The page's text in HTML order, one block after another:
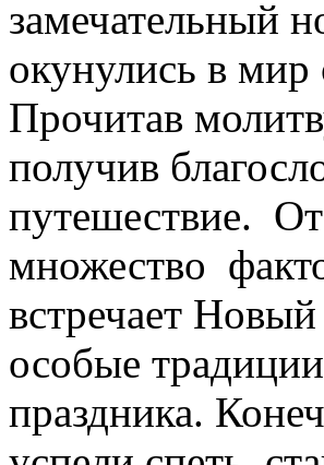
замечательный
окунулись в мир
Прочитав
получив
путешествие.
множество
встречает
особые
праздника.